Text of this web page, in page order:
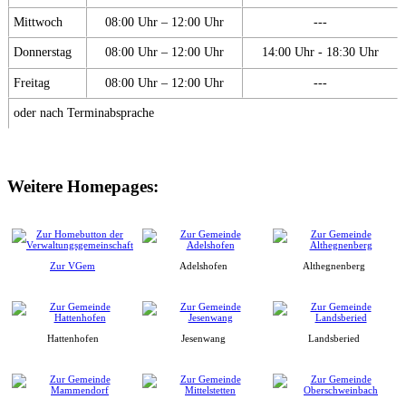
Mittwoch 08:00 Uhr – 12:00 Uhr ---
Donnerstag 08:00 Uhr – 12:00 Uhr 14:00 Uhr - 18:30 Uhr
Freitag 08:00 Uhr – 12:00 Uhr ---
oder nach Terminabsprache
Weitere Homepages:
Zur VGem Adelshofen Althegnenberg
Hattenhofen Jesenwang Landsberied